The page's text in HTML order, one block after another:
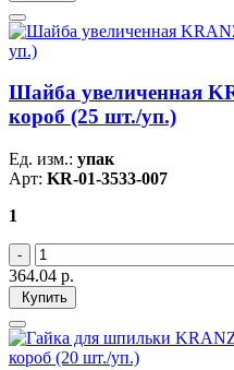
Шайба увеличенная
короб (25 шт./уп.)
Ед. изм.: упак
Арт: KR-01-3533-007
1
364.04 р.
Купить